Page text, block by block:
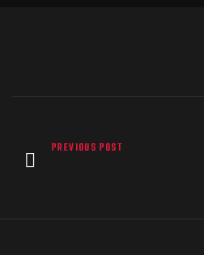
PREVIOUS POST